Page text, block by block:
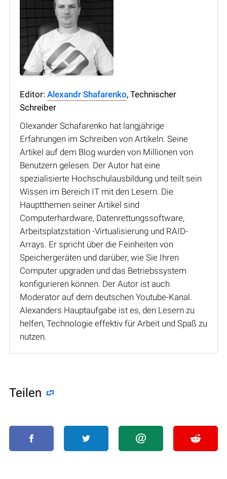
Editor: Alexandr Shafarenko, Technischer
Schreiber
Olexander Schafarenko hat langjährige
Erfahrungen im Schreiben von Artikeln. Seine
Artikel auf dem Blog wurden von Millionen von
Benutzern gelesen. Der Autor hat eine
spezialisierte Hochschulausbildung und teilt sein
Wissen im Bereich IT mit den Lesern. Die
Hauptthemen seiner Artikel sind
Computerhardware, Datenrettungssoftware,
Arbeitsplatzstation -Virtualisierung und RAID-
Arrays. Er spricht über die Feinheiten von
Speichergeräten und darüber, wie Sie Ihren
Computer upgraden und das Betriebssystem
konfigurieren können. Der Autor ist auch
Moderator auf dem deutschen Youtube-Kanal.
Alexanders Hauptaufgabe ist es, den Lesern zu
helfen, Technologie effektiv für Arbeit und Spaß zu
nutzen.
Teilen